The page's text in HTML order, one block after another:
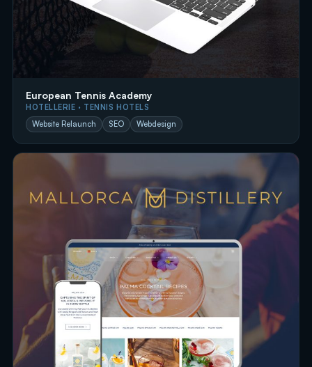
European Tennis Academy
HOTELLERIE · TENNIS HOTELS
Website Relaunch
SEO Webdesign